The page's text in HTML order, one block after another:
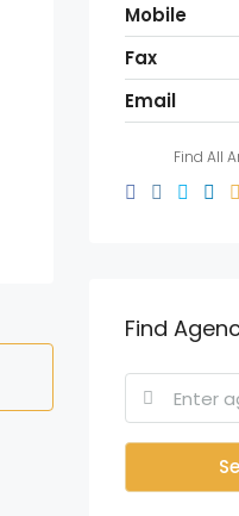
Mobile
Fax
Email
Find All
Find